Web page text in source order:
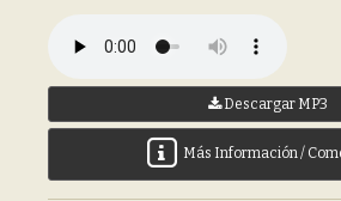
Descargar MP3
Más Información /